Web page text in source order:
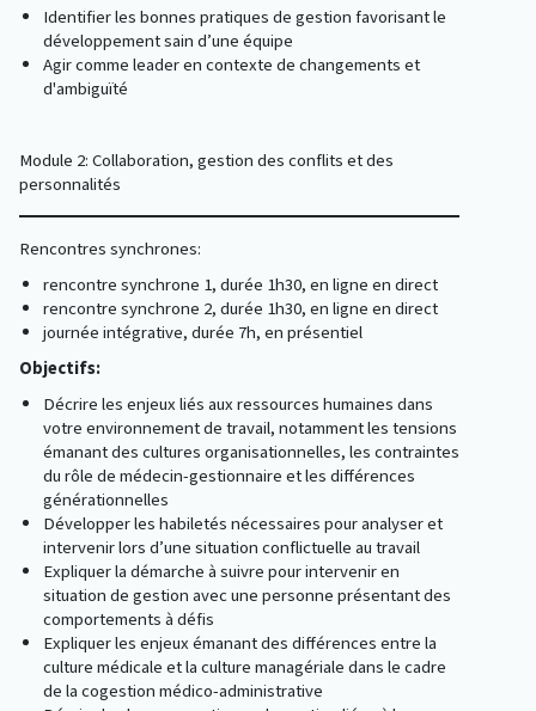
Identifier les bonnes pratiques de gestion favorisant le
développement sain d’une équipe
Agir comme leader en contexte de changements et
d'ambiguïté
Module 2: Collaboration, gestion des conflits et des
personnalités
Rencontres synchrones:
rencontre synchrone 1, durée 1h30, en ligne en direct
rencontre synchrone 2, durée 1h30, en ligne en direct
journée intégrative, durée 7h, en présentiel
Objectifs:
Décrire les enjeux liés aux ressources humaines dans
votre environnement de travail, notamment les tensions
émanant des cultures organisationnelles, les contraintes
du rôle de médecin-gestionnaire et les différences
générationnelles
Développer les habiletés nécessaires pour analyser et
intervenir lors d’une situation conflictuelle au travail
Expliquer la démarche à suivre pour intervenir en
situation de gestion avec une personne présentant des
comportements à défis
Expliquer les enjeux émanant des différences entre la
culture médicale et la culture managériale dans le cadre
de la cogestion médico-administrative